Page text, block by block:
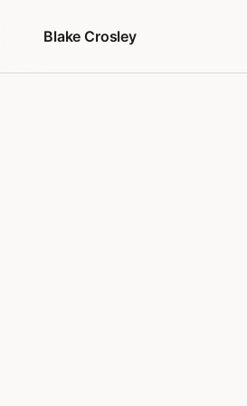
Blake Crosley